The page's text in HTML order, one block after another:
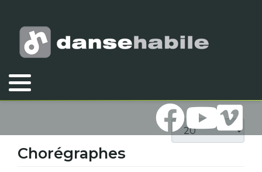
Vous êtes ici :
Chorégraphes / Pédagogues
Afficher #
Chorégraphes